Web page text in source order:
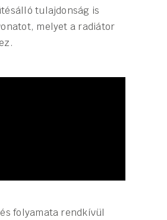
tulajdonság is
melyet a radiátor
folyamata rendkívül